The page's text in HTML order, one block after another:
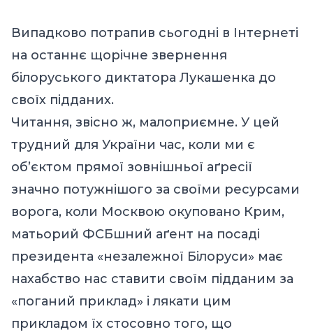
Випадково потрапив сьогодні в Інтернеті
на останнє щорічне звернення
білоруського диктатора Лукашенка до
своїх підданих.
Читання, звісно ж, малоприємне. У цей
трудний для України час, коли ми є
об’єктом прямої зовнішньої аґресії
значно потужнішого за своїми ресурсами
ворога, коли Москвою окуповано Крим,
матьорий ФСБшний аґент на посаді
президента «незалежної Білоруси» має
нахабство нас ставити своїм підданим за
«поганий приклад» і лякати цим
прикладом їх стосовно того, що